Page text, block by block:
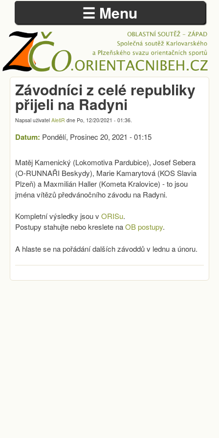
ZÁPADOČESKÁ
OBLAST
Závodníci z celé republiky
přijeli na Radyni
Napsal uživatel AlešR dne Po, 12/20/2021 - 01:36.
Datum: Pondělí, Prosinec 20, 2021 - 01:15
Matěj Kamenický (Lokomotiva Pardubice), Josef Sebera
(O-RUNNAŘI Beskydy), Marie Kamarytová (KOS Slavia
Plzeň) a Maxmilián Haller (Kometa Kralovice) - to jsou
jména vítězů předvánočního závodu na Radyni.
Kompletní výsledky jsou v ORISu.
Postupy stahujte nebo kreslete naOB postupy.
A hlaste se na pořádání dalších závoddů v lednu a únoru.
☰ Menu